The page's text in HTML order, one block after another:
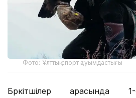
Фото: Ұлттық спорт қауымдастығы
Бүркітшілер арасында